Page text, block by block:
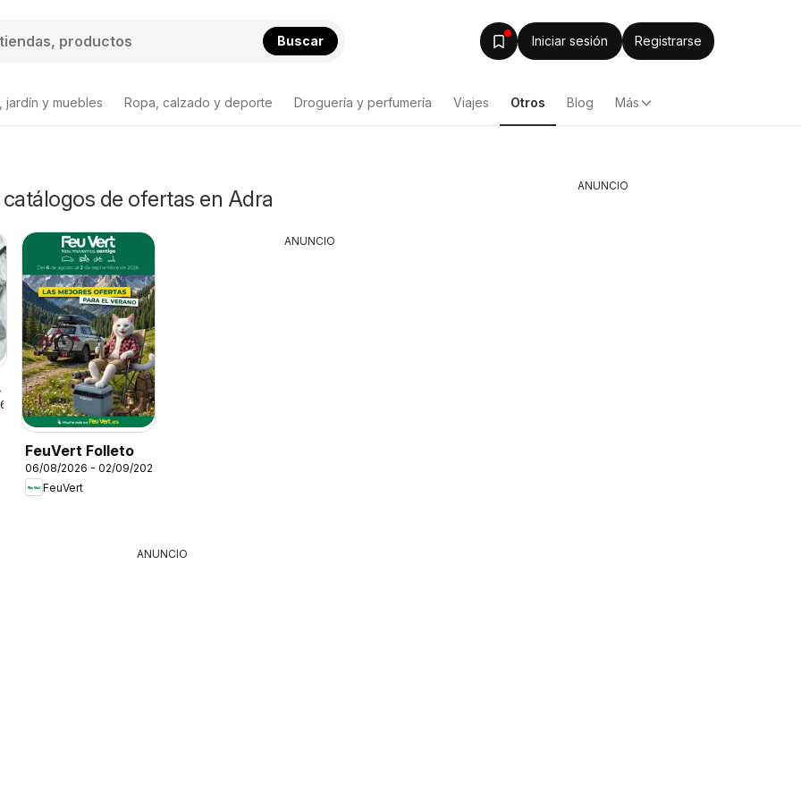
Buscar Iniciar sesión Registrarse
jardín y muebles Ropa, calzado y deporte Droguería y perfumería Viajes Otros Blog Más
de ofertas en Adra
FeuVert Folleto
06/08/2026 - 02/09/2026
FeuVert
ANUNCIO
ANUNCIO
ANUNCIO